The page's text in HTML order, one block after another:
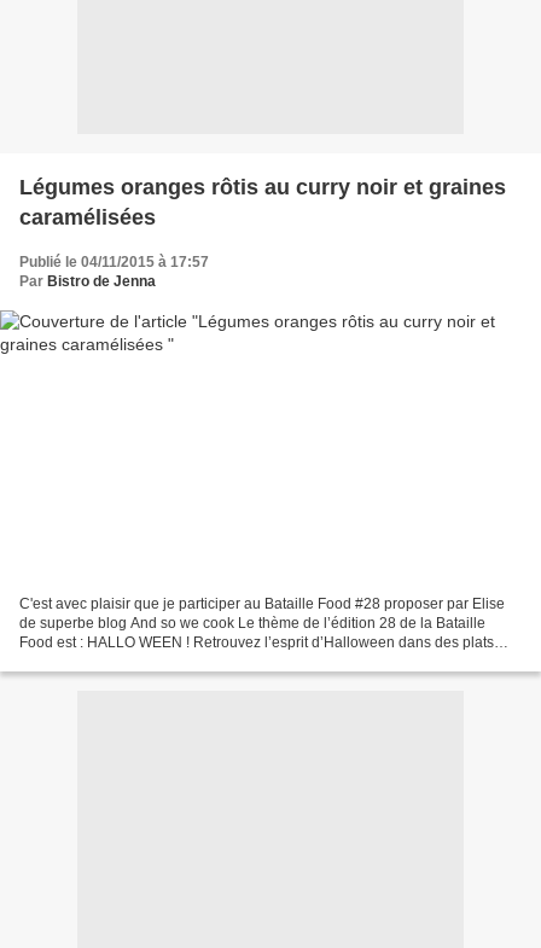
Légumes oranges rôtis au curry noir et graines
caramélisées
Publié le 04/11/2015 à 17:57
Par Bistro de Jenna
C'est avec plaisir que je participer au Bataille Food #28 proposer par Elise
de superbe blog And so we cook Le thème de l’édition 28 de la Bataille
Food est : HALLO WEEN ! Retrouvez l’esprit d’Halloween dans des plats